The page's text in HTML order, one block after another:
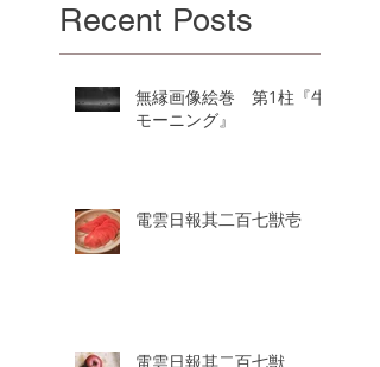
Recent Posts
無縁画像絵巻 第1柱『牛
モーニング』
電雲日報其二百七獣壱
電雲日報其二百七獣